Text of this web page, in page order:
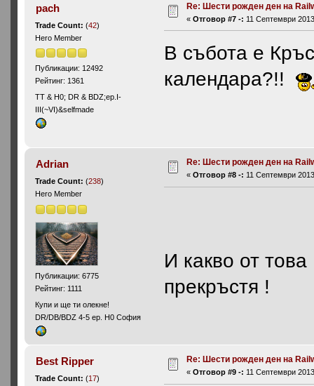
pach
Trade Count:(42)
Hero Member
Публикации: 12492
Рейтинг: 1361
ТТ & Н0; DR & BDZ;ep.I-
III(~VI)&selfmade
Re: Шести рожден ден на
«Отговор #7 -: 11 Септември
В събота е
календара?!!
Adrian
Trade Count:(238)
Hero Member
Публикации: 6775
Рейтинг: 1111
Купи и ще ти олекне!
DR/DB/BDZ 4-5 ep. H0 София
Re: Шести рожден ден на
«Отговор #8 -: 11 Септември
И какво от
прекръстя !
Best Ripper
Trade Count:(17)
Re: Шести рожден ден на
«Отговор #9 -: 11 Септември